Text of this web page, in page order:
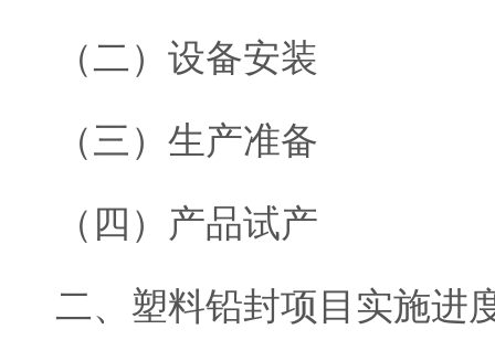
（二）设备安装
（三）生产准备
（四）产品试产
二、塑料铅封项目实施进